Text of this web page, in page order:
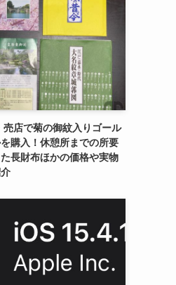
店で菊の御紋入りゴール
購入！休憩所までの所要
長財布ほかの価格や実物